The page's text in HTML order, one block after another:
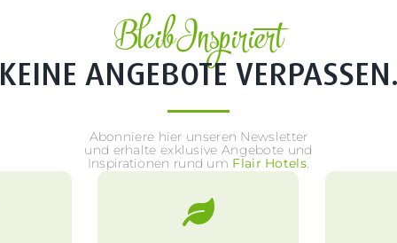
Bleib Inspiriert
KEINE ANGEBOTE
Abonniere hier unseren Newsletter
und erhalte exklusive Angebote und
Inspirationen rund um Flair Hotels.